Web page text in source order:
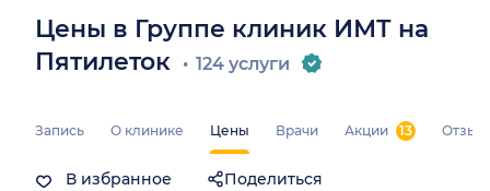
Цены в Группе клиник ИМТ на
Пятилеток
124 услуги
Запись О клинике Цены Врачи Акции 13
В избранное Поделиться